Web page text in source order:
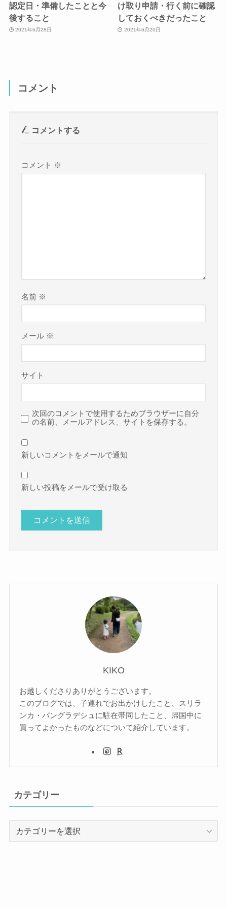
認定日・準備したことと今
後すること
2021年6月28日
け取り申請・行く前に確認
しておくべきだったこと
2021年6月20日
コメント
コメントする
コメント ※
名前 ※
メール ※
サイト
次回のコメントで使用するためブラウザーに自分
の名前、メールアドレス、サイトを保存する。
新しいコメントをメールで通知
新しい投稿をメールで受け取る
KIKO
お越しくださりありがとうございます。
このブログでは、子連れでお出かけしたこと、スリラ
ンカ・バングラデシュに駐在帯同したこと、帰国中に
買ってよかったものなどについて紹介しています。
カテゴリー